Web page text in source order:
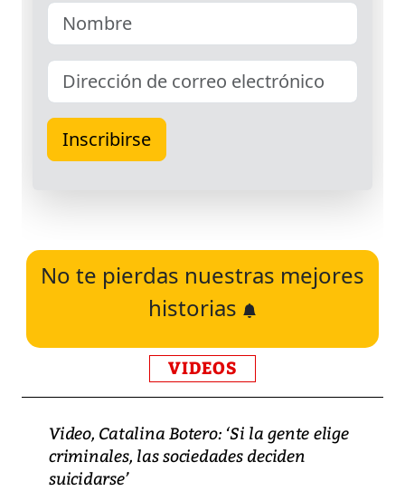
No te pierdas nuestras mejores
historias
VIDEOS
Video, Catalina Botero: ‘Si la gente elige
criminales, las sociedades deciden
suicidarse’